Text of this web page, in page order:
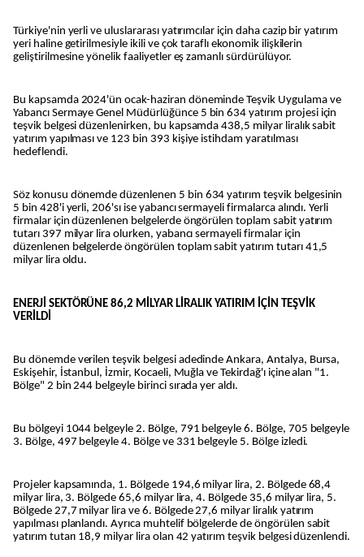
Türkiye'nin yerli ve uluslararası yatırımcılar için daha cazip bir yatırım
yeri haline getirilmesiyle ikili ve çok taraflı ekonomik ilişkilerin
geliştirilmesine yönelik faaliyetler eş zamanlı sürdürülüyor.
Bu kapsamda 2024'ün ocak-haziran döneminde Teşvik Uygulama ve
Yabancı Sermaye Genel Müdürlüğünce 5 bin 634 yatırım projesi için
teşvik belgesi düzenlenirken, bu kapsamda 438,5 milyar liralık sabit
yatırım yapılması ve 123 bin 393 kişiye istihdam yaratılması
hedeflendi.
Söz konusu dönemde düzenlenen 5 bin 634 yatırım teşvik belgesinin
5 bin 428'i yerli, 206'sı ise yabancı sermayeli firmalarca alındı. Yerli
firmalar için düzenlenen belgelerde öngörülen toplam sabit yatırım
tutarı 397 milyar lira olurken, yabancı sermayeli firmalar için
düzenlenen belgelerde öngörülen toplam sabit yatırım tutarı 41,5
milyar lira oldu.
ENERJİ SEKTÖRÜNE 86,2 MİLYAR LİRALIK YATIRIM İÇİN TEŞVİK
VERİLDİ
Bu dönemde verilen teşvik belgesi adedinde Ankara, Antalya, Bursa,
Eskişehir, İstanbul, İzmir, Kocaeli, Muğla ve Tekirdağ'ı içine alan "1.
Bölge" 2 bin 244 belgeyle birinci sırada yer aldı.
Bu bölgeyi 1044 belgeyle 2. Bölge, 791 belgeyle 6. Bölge, 705 belgeyle
3. Bölge, 497 belgeyle 4. Bölge ve 331 belgeyle 5. Bölge izledi.
Projeler kapsamında, 1. Bölgede 194,6 milyar lira, 2. Bölgede 68,4
milyar lira, 3. Bölgede 65,6 milyar lira, 4. Bölgede 35,6 milyar lira, 5.
Bölgede 27,7 milyar lira ve 6. Bölgede 27,6 milyar liralık yatırım
yapılması planlandı. Ayrıca muhtelif bölgelerde de öngörülen sabit
yatırım tutarı 18,9 milyar lira olan 42 yatırım teşvik belgesi düzenlendi.